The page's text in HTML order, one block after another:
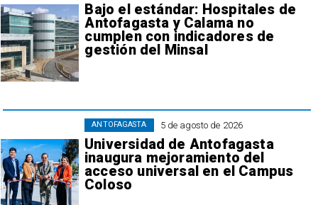
Bajo el estándar: Hospitales de
Antofagasta y Calama no
cumplen con indicadores de
gestión del Minsal
5 de agosto de 2026
Universidad de Antofagasta
inaugura mejoramiento del
acceso universal en el Campus
Coloso
ANTOFAGASTA